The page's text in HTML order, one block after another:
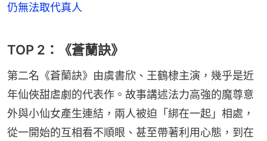
仍無法取代真人
TOP 2：《蒼蘭訣》
第二名《蒼蘭訣》由虞書欣、王鶴棣主演，幾乎是近
年仙俠甜虐劇的代表作。故事講述法力高強的魔尊意
外與小仙女產生連結，兩人被迫「綁在一起」相處，
從一開始的互相看不順眼、甚至帶著利用心態，到在